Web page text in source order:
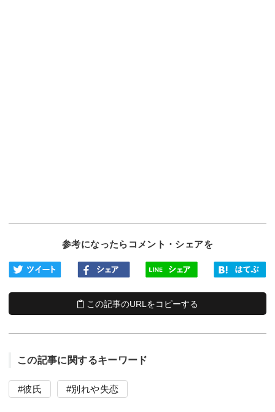
参考になったらコメント・シェアを
この記事のURLをコピーする
この記事に関するキーワード
彼氏 別れや失恋